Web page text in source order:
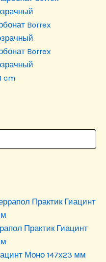
Borrex
Borrex
cm
Практик Гиацинт
Моно 147х23 мм